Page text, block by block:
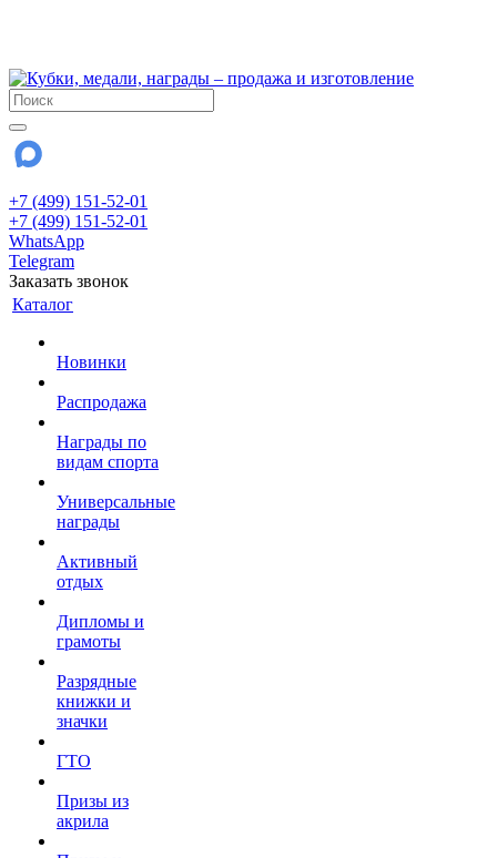
+7 (499) 151-52-01
+7 (499) 151-52-01
WhatsApp
Telegram
Заказать звонок
Каталог
Новинки
Распродажа
Награды по
видам спорта
Универсальные
награды
Активный
отдых
Дипломы и
грамоты
Разрядные
книжки и
значки
ГТО
Призы из
акрила